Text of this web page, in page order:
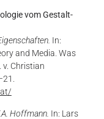
vom Gestalt-
In:
and Media. Was
v. Christian
Hoffmann. In: Lars